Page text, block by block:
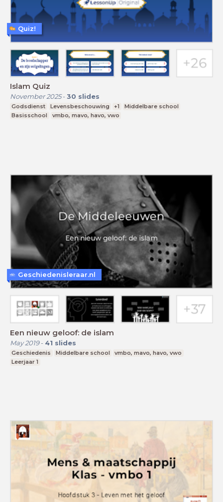
Islam Quiz
November 2025- 30 slides
Godsdienst Levensbeschouwing +1
Middelbare school
Basisschool
vmbo, mavo, havo, vwo
Quiz!
Een nieuw geloof: de islam
May 2019- 41 slides
Geschiedenis Middelbare school
vmbo, mavo, havo, vwo
Leerjaar 1
Geschiedenisleraar.nl